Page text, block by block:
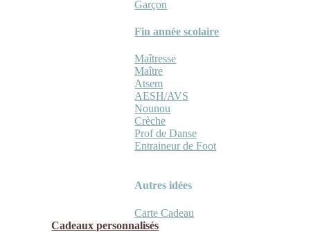
Garçon
Fin année scolaire
Maîtresse
Maître
Atsem
AESH/AVS
Nounou
Crèche
Prof de Danse
Entraineur de Foot
Autres idées
Carte Cadeau
Cadeaux personnalisés